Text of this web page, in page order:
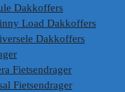
Dakkoffers
Load Dakkoffers
Dakkoffers
Fietsendrager
Fietsendrager